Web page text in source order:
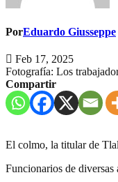
PorEduardo Giusseppe
Feb 17, 2025
Fotografía: Los
Compartir
El colmo, la titular de
Funcionarios de diversas